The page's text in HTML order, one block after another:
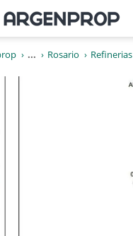
... Rosario Refinerias